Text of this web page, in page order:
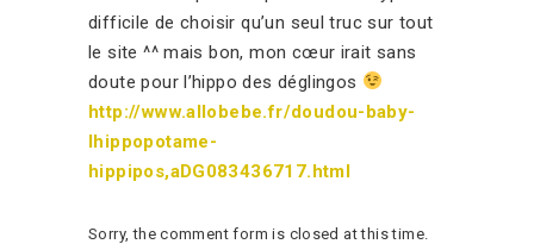
difficile de choisir qu’un seul truc sur tout
le site ^^ mais bon, mon cœur irait sans
doute pour l’hippo des déglingos
http://www.allobebe.fr/doudou-baby-
lhippopotame-
hippipos,aDG083436717.html
Sorry, the comment form is closed at this time.